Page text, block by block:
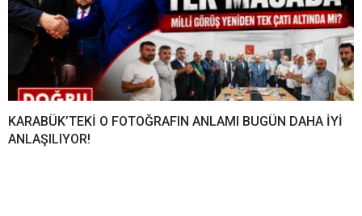
KARABÜK’TEKİ O FOTOĞRAFIN ANLAMI BUGÜN DAHA İYİ
ANLAŞILIYOR!